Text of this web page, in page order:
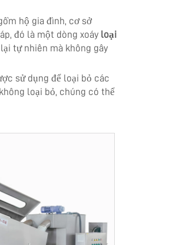
hộ gia đình, cơ sở
đó là một dòng xoáy loại
tự nhiên mà không gây
sử dụng để loại bỏ các
loại bỏ, chúng có thể